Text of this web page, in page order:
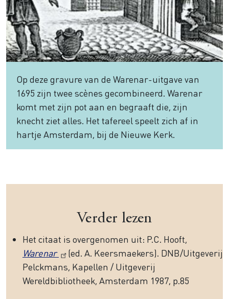
Op deze gravure van de Warenar-uitgave van
1695 zijn twee scènes gecombineerd. Warenar
komt met zijn pot aan en begraaft die, zijn
knecht ziet alles. Het tafereel speelt zich af in
hartje Amsterdam, bij de Nieuwe Kerk.
Verder lezen
Het citaat is overgenomen uit: P.C. Hooft,
Warenar
(ed. A. Keersmaekers). DNB/Uitgeverij
Pelckmans, Kapellen / Uitgeverij
Wereldbibliotheek, Amsterdam 1987, p.85